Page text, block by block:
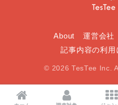
About 運営会社
記事内容の利用
© 2026 TesTee Inc.